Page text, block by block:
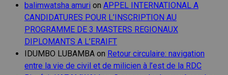
balimwatsha amuri on APPEL INTERNATIONAL A
CANDIDATURES POUR L’INSCRIPTION AU
PROGRAMME DE 3 MASTERS REGIONAUX
DIPLOMANTS A L’ERAIFT
IDUMBO LUBAMBA on Retour circulaire: navigation
entre la vie de civil et de milicien à l’est de la RDC